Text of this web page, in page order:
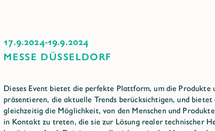
17.9.2024-19.9.2024
MESSE DÜSSELDORF
Dieses Event bietet die perfekte Plattform, um die Produkte
präsentieren, die aktuelle Trends berücksichtigen, und bietet
gleichzeitig die Möglichkeit, von den Menschen und
in Kontakt zu treten, die sie zur Lösung realer technischer